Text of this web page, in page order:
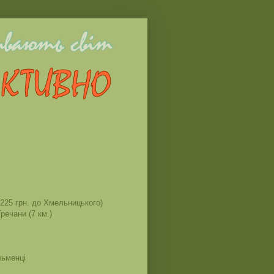
грн. до Хмельницького)
(7 км.)